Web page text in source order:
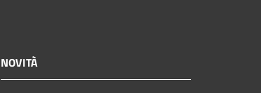
NOVITÀ